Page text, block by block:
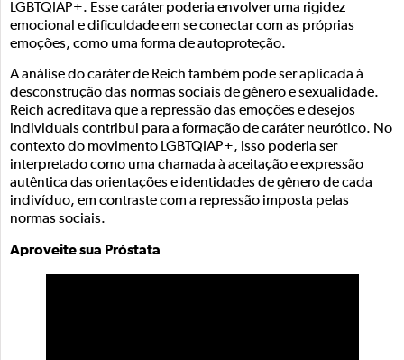
LGBTQIAP+. Esse caráter poderia envolver uma rigidez
emocional e dificuldade em se conectar com as próprias
emoções, como uma forma de autoproteção.
A análise do caráter de Reich também pode ser aplicada à
desconstrução das normas sociais de gênero e sexualidade.
Reich acreditava que a repressão das emoções e desejos
individuais contribui para a formação de caráter neurótico. No
contexto do movimento LGBTQIAP+, isso poderia ser
interpretado como uma chamada à aceitação e expressão
autêntica das orientações e identidades de gênero de cada
indivíduo, em contraste com a repressão imposta pelas
normas sociais.
Aproveite sua Próstata